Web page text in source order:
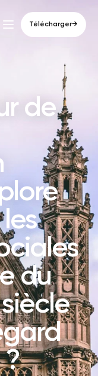
Télécharger→
de
du